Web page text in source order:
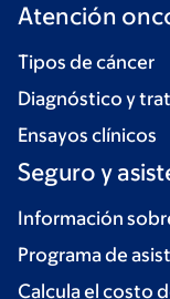
Atención
Tipos de cáncer
Diagnóstico y
Ensayos clínicos
Seguro y
Información
Programa de
Calcula el costo